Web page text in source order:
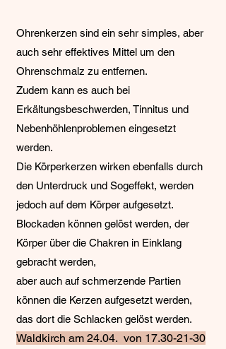
Ohrenkerzen sind ein sehr simples, aber
auch sehr effektives Mittel um den
Ohrenschmalz zu entfernen.
Zudem kann es auch bei
Erkältungsbeschwerden, Tinnitus und
Nebenhöhlenproblemen eingesetzt
werden.
Die Körperkerzen wirken ebenfalls durch
den Unterdruck und Sogeffekt, werden
jedoch auf dem Körper aufgesetzt.
Blockaden können gelöst werden, der
Körper über die Chakren in Einklang
gebracht werden,
aber auch auf schmerzende Partien
können die Kerzen aufgesetzt werden,
das dort die Schlacken gelöst werden.
Waldkirch am 24.04. von 17.30-21-30